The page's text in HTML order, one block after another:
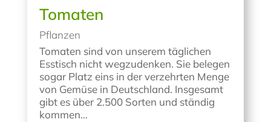
Tomaten
Pflanzen
Tomaten sind von unserem täglichen
Esstisch nicht wegzudenken. Sie belegen
sogar Platz eins in der verzehrten Menge
von Gemüse in Deutschland. Insgesamt
gibt es über 2.500 Sorten und ständig
kommen...